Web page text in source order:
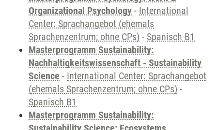
Organizational Psychology - International
Center: Sprachangebot (ehemals
Sprachenzentrum; ohne CPs) - Spanisch B1
Masterprogramm Sustainability:
Nachhaltigkeitswissenschaft - Sustainability
Science - International Center: Sprachangebot
(ehemals Sprachenzentrum; ohne CPs) -
Spanisch B1
Masterprogramm Sustainability: